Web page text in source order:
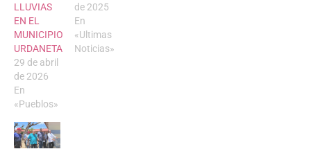
LLUVIAS
EN EL
MUNICIPIO
URDANETA
29 de abril
de 2026
En
«Pueblos»
de 2025
En
«Ultimas
Noticias»